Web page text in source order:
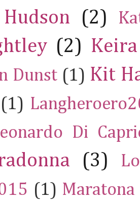
(2)
(2)
Dunst (1) Kit
(1)
Di
(3)
(1) Maratona